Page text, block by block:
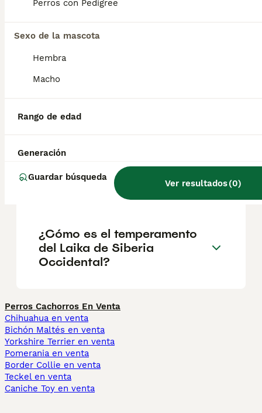
Perros con Pedigree
Sexo de la mascota
Hembra
Macho
Rango de edad
Generación
Guardar búsqueda
Ver resultados(0)
Informarse bien y comparar opciones antes
decisión.
Occidental buenos perros de
¿Qué raza de perro era
¿Cómo es el temperamento
del Laika de Siberia
Occidental?
Perros Cachorros En Venta
Chihuahua en venta
Bichón Maltés en venta
Yorkshire Terrier en venta
Pomerania en venta
Border Collie en venta
Teckel en venta
Caniche Toy en venta